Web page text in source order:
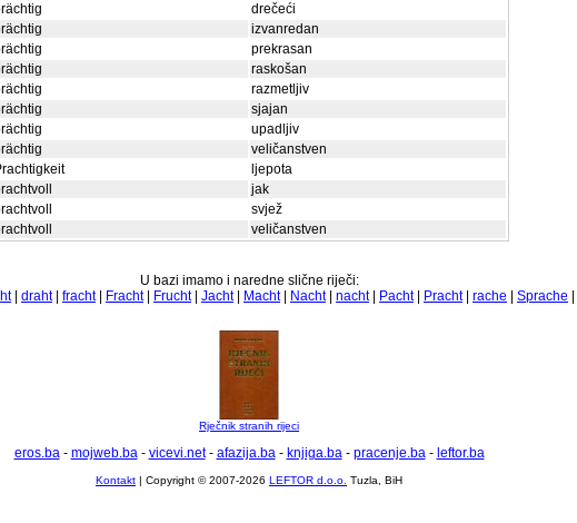
drečeći
izvanredan
prekrasan
raskošan
razmetljiv
sjajan
upadljiv
veličanstven
ljepota
jak
svjež
veličanstven
U bazi imamo i naredne slične riječi:
| draht| fracht| Fracht| Frucht| Jacht| Macht| Nacht| nacht| Pacht| Pracht| rache Sprache
Rječnik stranih rijeci
eros.ba- mojweb.ba- vicevi.net- afazija.ba- knjiga.ba- pracenje.ba- leftor.ba
Kontakt | Copyright © 2007-2026 LEFTOR d.o.o. Tuzla, BiH